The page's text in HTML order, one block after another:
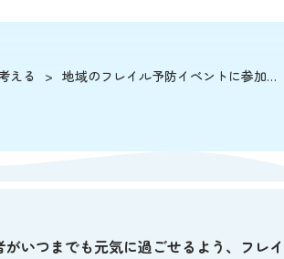
える > 地域のフレイル予防イベントに参加してみよう！
いつまでも元気に過ごせるよう、フレイ